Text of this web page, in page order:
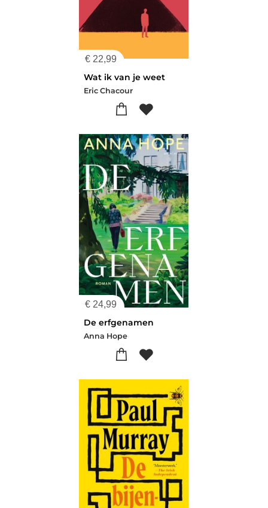
€ 22,99
Wat ik van je weet
Eric Chacour
€ 24,99
De erfgenamen
Anna Hope